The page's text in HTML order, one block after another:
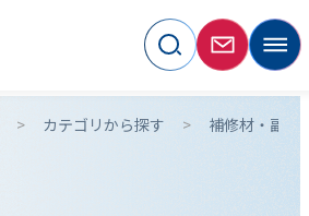
カテゴリから探す 補修材・副資